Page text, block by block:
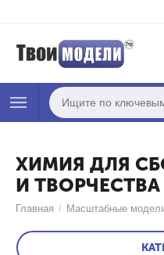
ХИМИЯ ДЛЯ
И
Главная / Масштабные